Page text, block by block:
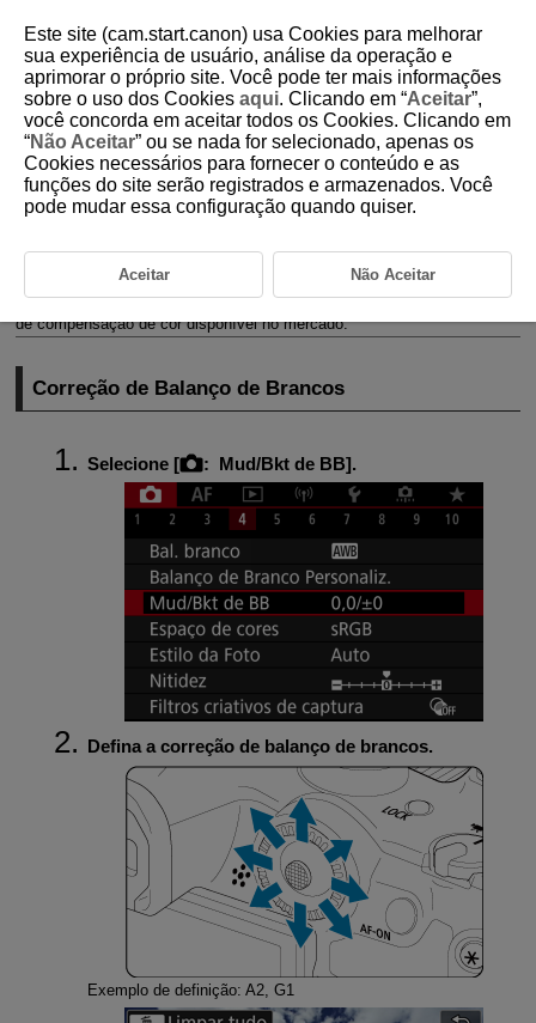
D180-070
Correção de Balanço de Brancos
Correção de Balanço de Brancos
Variação Automática do Balanço de Brancos
de compensação de cor disponível no mercado.
Correção de Balanço de Brancos
Selecione [ : Mud/Bkt de BB].
Defina a correção de balanço de brancos.
Exemplo de definição: A2, G1
Este site (cam.start.canon) usa Cookies para melhorar
sua experiência de usuário, análise da operação e
aprimorar o próprio site. Você pode ter mais informações
sobre o uso dos Cookies aqui. Clicando em “Aceitar”,
você concorda em aceitar todos os Cookies. Clicando em
“Não Aceitar” ou se nada for selecionado, apenas os
Cookies necessários para fornecer o conteúdo e as
funções do site serão registrados e armazenados. Você
pode mudar essa configuração quando quiser.
Aceitar Não Aceitar